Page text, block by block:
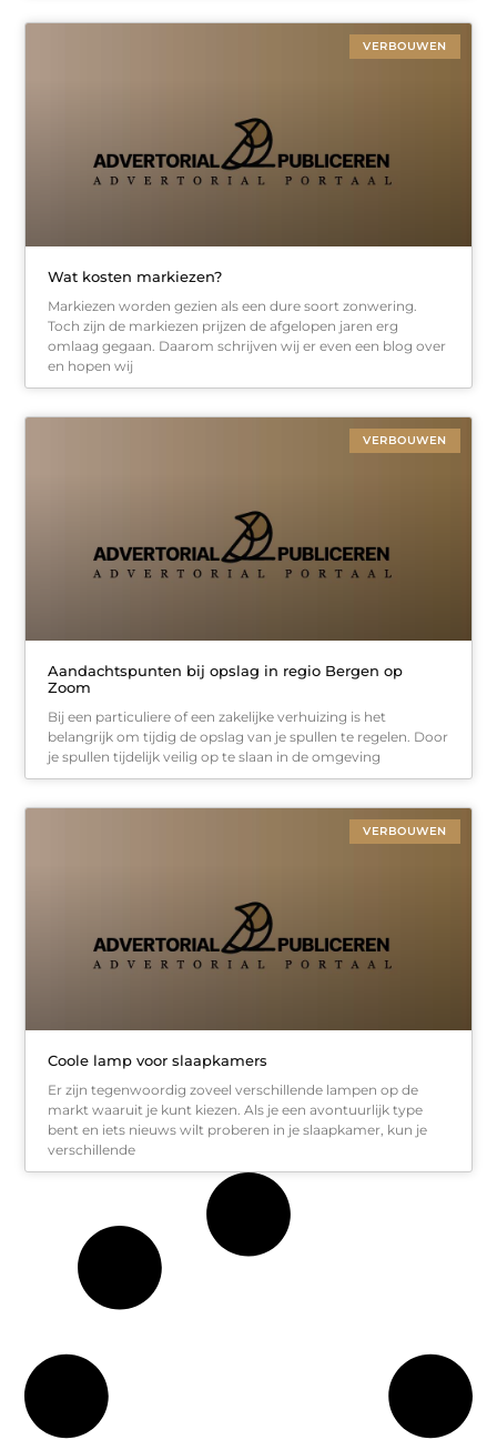
VERBOUWEN
Wat kosten markiezen?
Markiezen worden gezien als een dure soort zonwering.
Toch zijn de markiezen prijzen de afgelopen jaren erg
omlaag gegaan. Daarom schrijven wij er even een blog over
en hopen wij
VERBOUWEN
Aandachtspunten bij opslag in regio Bergen op
Zoom
Bij een particuliere of een zakelijke verhuizing is het
belangrijk om tijdig de opslag van je spullen te regelen. Door
je spullen tijdelijk veilig op te slaan in de omgeving
VERBOUWEN
Coole lamp voor slaapkamers
Er zijn tegenwoordig zoveel verschillende lampen op de
markt waaruit je kunt kiezen. Als je een avontuurlijk type
bent en iets nieuws wilt proberen in je slaapkamer, kun je
verschillende